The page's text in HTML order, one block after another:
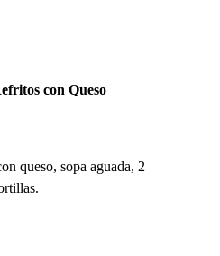
con Queso
queso, sopa aguada, 2